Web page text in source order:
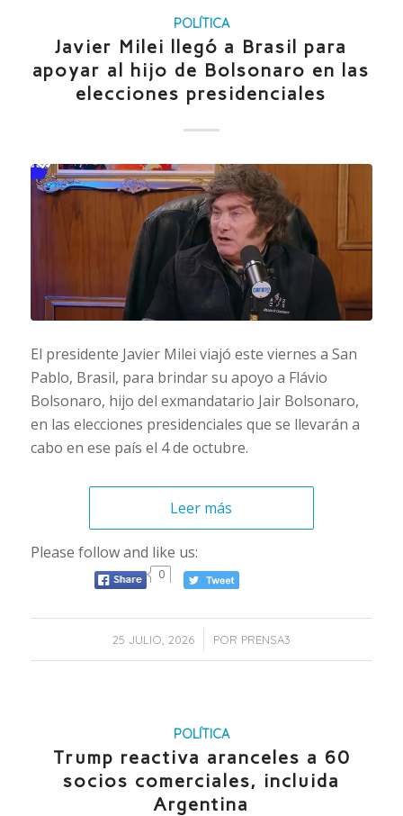
POLÍTICA
Javier Milei llegó a Brasil para
apoyar al hijo de Bolsonaro en las
elecciones presidenciales
El presidente Javier Milei viajó este viernes a San
Pablo, Brasil, para brindar su apoyo a Flávio
Bolsonaro, hijo del exmandatario Jair Bolsonaro,
en las elecciones presidenciales que se llevarán a
cabo en ese país el 4 de octubre.
Leer más
Please follow and like us:
0
25 JULIO, 2026 POR PRENSA3
POLÍTICA
Trump reactiva aranceles a 60
socios comerciales, incluida
Argentina